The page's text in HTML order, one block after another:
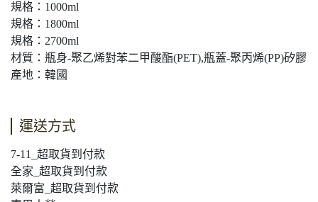
規格：1000ml
規格：1800ml
規格：2700ml
材質：瓶身-聚乙烯對苯二甲酸酯(PET),瓶蓋-聚丙烯(PP)矽膠
產地：韓國
運送方式
7-11_超取貨到付款
全家_超取貨到付款
萊爾富_超取貨到付款